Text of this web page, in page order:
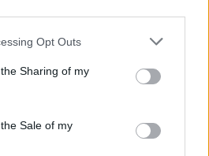
app uses one or more Google
usage behaviour. You may click to
Google and its third-party tags to
purposes in below Google
Opt Outs
Sharing of my
Sale of my